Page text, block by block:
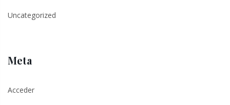
Uncategorized
Meta
Acceder